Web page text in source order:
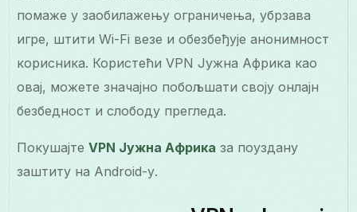
помаже у заобилажењу ограничења, убрзава
игре, штити Wi-Fi везе и обезбеђује анонимност
корисника. Користећи VPN Јужна Африка као
овај, можете значајно побољшати своју онлајн
безбедност и слободу прегледа.
ПокушајтеVPN Јужна Африка за поуздану
заштиту на Android-у.